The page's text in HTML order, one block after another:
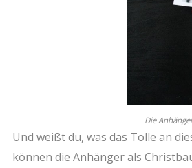
Die
Und weißt du, was das Tolle an
können die Anhänger als